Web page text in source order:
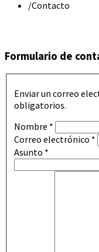
/Contacto
Formulario de
Enviar un correo
obligatorios.
Nombre *
Correo electrónico *
Asunto *